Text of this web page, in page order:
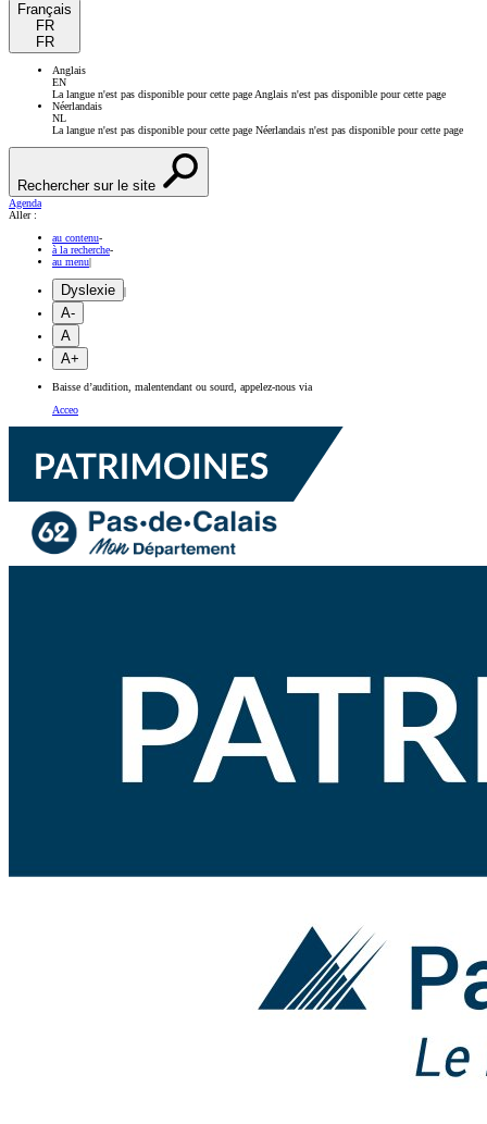
Français
FR
FR
Anglais
EN
La langue n'est pas disponible pour cette page Anglais n'est pas disponible pour cette page
Néerlandais
NL
La langue n'est pas disponible pour cette page Néerlandais n'est pas disponible pour cette page
Rechercher sur le site
Agenda
Aller :
au contenu-
à la recherche-
au menu|
Dyslexie |
A-
A
A+
Baisse d’audition, malentendant ou sourd, appelez-nous via
Acceo